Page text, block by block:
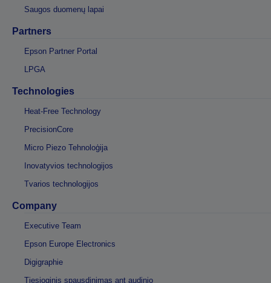
Saugos duomenų lapai
Partners
Epson Partner Portal
LPGA
Technologies
Heat-Free Technology
PrecisionCore
Micro Piezo Tehnoloģija
Inovatyvios technologijos
Tvarios technologijos
Company
Executive Team
Epson Europe Electronics
Digigraphie
Tiesioginis spausdinimas ant audinio